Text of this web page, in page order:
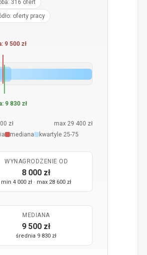
316 ofert
oferty pracy
9 500 zł
9 830 zł
zł
max 29 400 zł
mediana kwartyle 25-75
WYNAGRODZENIE OD
8 000 zł
min 4 000 zł · max 28 600 zł
MEDIANA
9 500 zł
średnia 9 830 zł